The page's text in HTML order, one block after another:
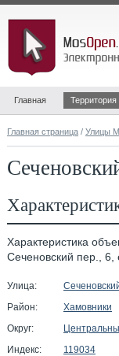
Главная Территория
Главная страница / Улицы
Характеристика
Сеченовский пер., 6,
Улица:
Район:
Хамовники
Округ:
Индекс:
119034